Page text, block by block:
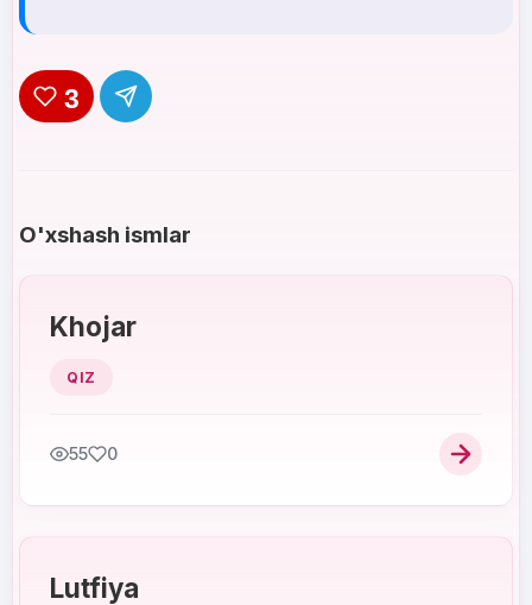
3
O'xshash ismlar
Khojar
QIZ
55 0
Lutfiya